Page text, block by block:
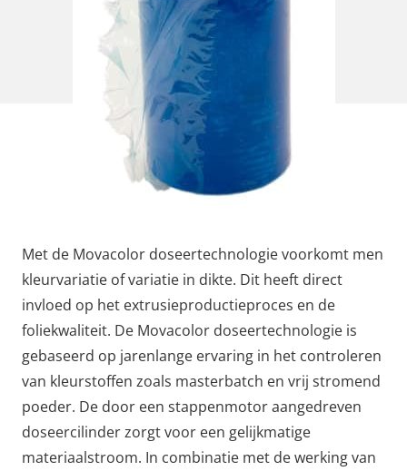
Met de Movacolor doseertechnologie voorkomt men
kleurvariatie of variatie in dikte. Dit heeft direct
invloed op het extrusieproductieproces en de
foliekwaliteit. De Movacolor doseertechnologie is
gebaseerd op jarenlange ervaring in het controleren
van kleurstoffen zoals masterbatch en vrij stromend
poeder. De door een stappenmotor aangedreven
doseercilinder zorgt voor een gelijkmatige
materiaalstroom. In combinatie met de werking van